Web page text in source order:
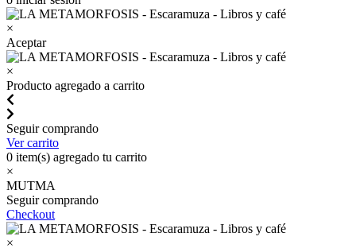
×
Aceptar
×
Producto agregado a carrito
Seguir comprando
Ver carrito
0 item(s) agregado tu carrito
×
MUTMA
Seguir comprando
Checkout
×